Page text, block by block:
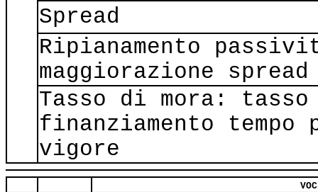
Spread
Ripianamento
maggiorazione spread
Tasso di mora:
finanziamento tempo
vigore